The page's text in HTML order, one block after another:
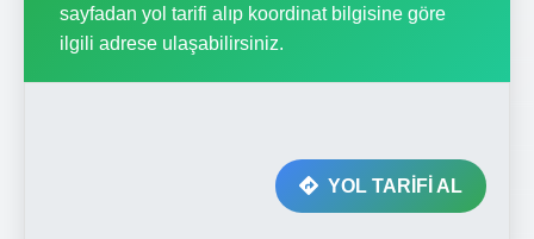
sayfadan yol tarifi alıp koordinat bilgisine göre
ilgili adrese ulaşabilirsiniz.
YOL TARİFİ AL